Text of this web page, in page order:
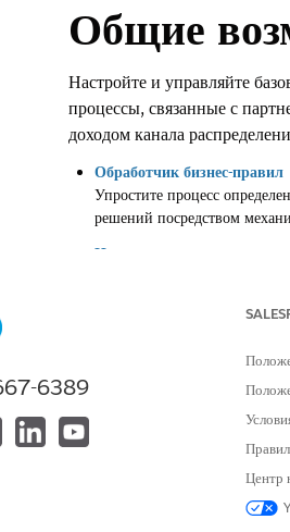
Общие
Настройте и управляйте
процессы, связанные с
доходом канала
Обработчик бизнес-правил
Упростите процесс
решений посредством
Интеллектуальное
документы в формате JPG,
хранятся извлеченные
проверьте извлеченные
гарантии и соотнесите
Оставьте свой отзыв, чтобы мы
6389
Центр